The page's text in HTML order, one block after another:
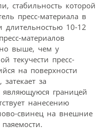
стабильность которой
пресс-материала в
длительностью 10-12
материалов
выше, чем у
текучести пресс-
на поверхности
за
являющуюся границей
нанесению
свинец на внешние